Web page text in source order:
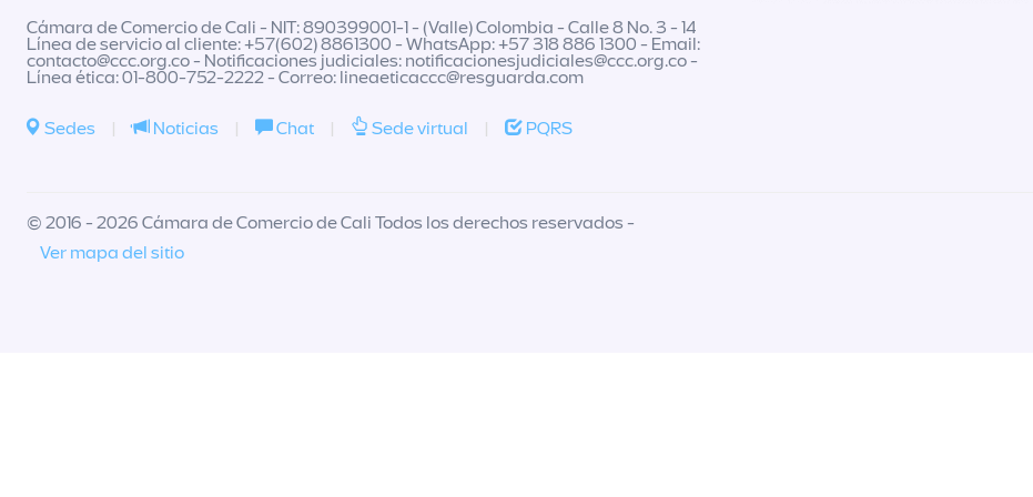
Cámara de Comercio de Cali - NIT: 890399001-1 - (Valle) Colombia - Calle 8 No. 3 - 14
Línea de servicio al cliente: +57(602) 8861300 - WhatsApp: +57 318 886 1300 - Email:
contacto@ccc.org.co- Notificaciones judiciales: notificacionesjudiciales@ccc.org.co-
Línea ética: 01-800-752-2222 - Correo: lineaeticaccc@resguarda.com
Sedes | Noticias | Chat | Sede virtual | PQRS
© 2016 - 2026 Cámara de Comercio de Cali Todos los derechos reservados -
Ver mapa del sitio